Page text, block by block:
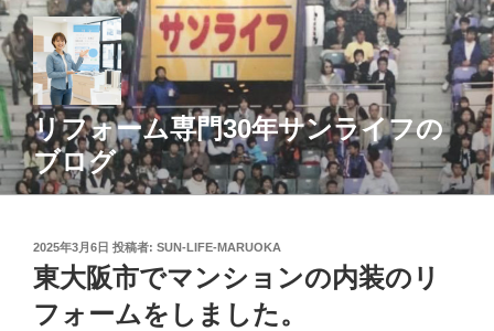
コ
ン
テ
ン
ツ
へ
ス
キ
リフォーム専門30年サンライフの
ブログ
投
稿
日:
2025年3月6日 投稿者: SUN-LIFE-MARUOKA
東大阪市でマンションの内装のリ
フォームをしました。